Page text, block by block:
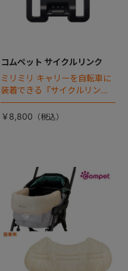
コムペット サイクルリンク
ミリミリ キャリーを自転車に
装着できる『サイクルリン
ク』が登場！
￥8,800